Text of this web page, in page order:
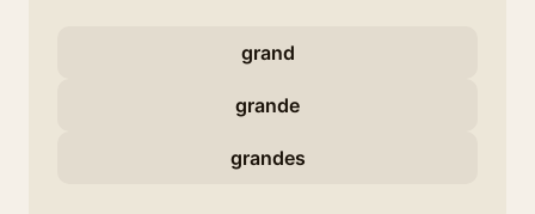
grand
grande
grandes